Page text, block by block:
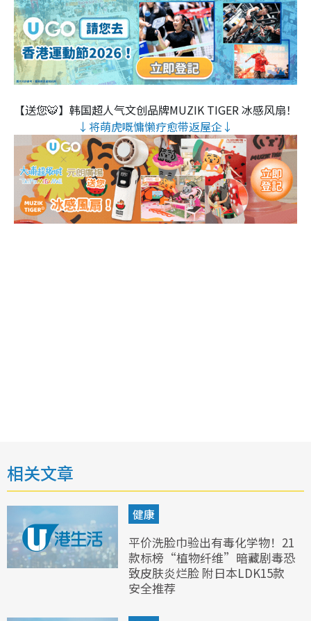
【送您🐯】韩国超人气文创品牌MUZIK TIGER 冰感风扇！
↓将萌虎嘅慵懒疗愈带返屋企↓
相关文章
健康
平价洗脸巾验出有毒化学物！21
款标榜“植物纤维”暗藏剧毒恐
致皮肤炎烂脸 附日本LDK15款
安全推荐